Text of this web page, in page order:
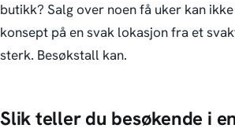
butikk? Salg over noen få uker kan
konsept på en svak lokasjon fra et
sterk. Besøkstall kan.
Slik teller du besøkende i